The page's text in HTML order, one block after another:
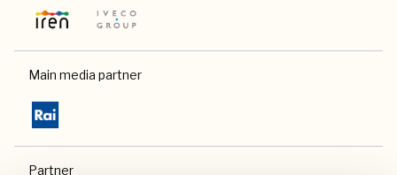
Main media partner
Partner